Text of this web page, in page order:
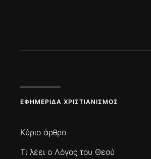
ΕΦΗΜΕΡΊΔΑ ΧΡΙΣΤΙΑΝΙΣΜΌΣ
Κύριο άρθρο
Τι λέει ο Λόγος του Θεού